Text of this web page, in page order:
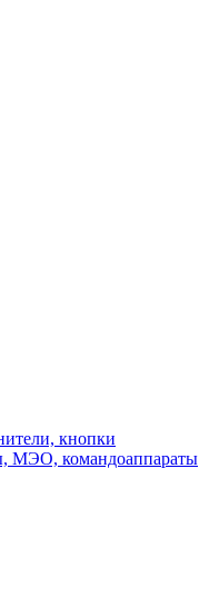
кнопки
МЭО, командоаппараты